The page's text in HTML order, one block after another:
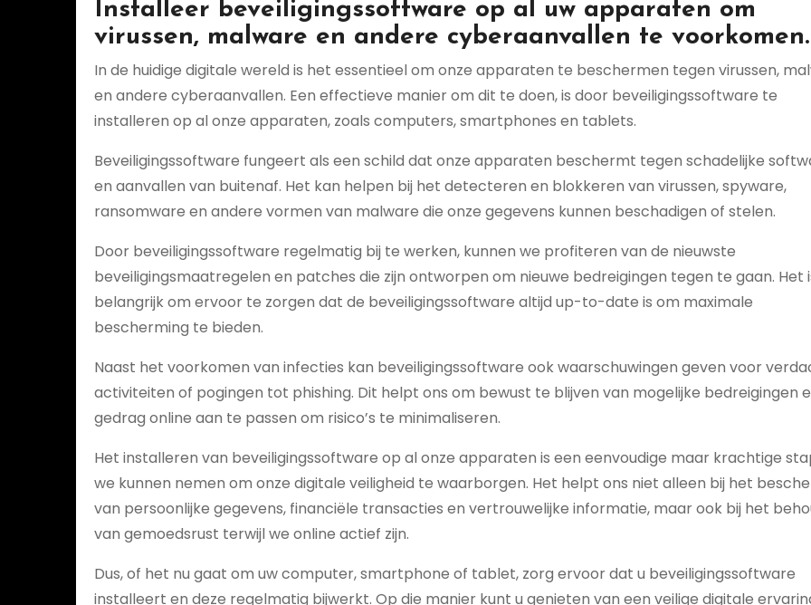
Installeer beveiligingssoftware op al uw apparaten om
virussen, malware en andere cyberaanvallen te voorkomen.
In de huidige digitale wereld is het essentieel om onze apparaten te beschermen tegen virussen,
en andere cyberaanvallen. Een effectieve manier om dit te doen, is door beveiligingssoftware te
installeren op al onze apparaten, zoals computers, smartphones en tablets.
Beveiligingssoftware fungeert als een schild dat onze apparaten beschermt tegen schadelijke
en aanvallen van buitenaf. Het kan helpen bij het detecteren en blokkeren van virussen, spyware,
ransomware en andere vormen van malware die onze gegevens kunnen beschadigen of stelen.
Door beveiligingssoftware regelmatig bij te werken, kunnen we profiteren van de nieuwste
beveiligingsmaatregelen en patches die zijn ontworpen om nieuwe bedreigingen tegen te gaan. Het
belangrijk om ervoor te zorgen dat de beveiligingssoftware altijd up-to-date is om maximale
bescherming te bieden.
Naast het voorkomen van infecties kan beveiligingssoftware ook waarschuwingen geven voor
activiteiten of pogingen tot phishing. Dit helpt ons om bewust te blijven van mogelijke bedreigingen
gedrag online aan te passen om risico’s te minimaliseren.
Het installeren van beveiligingssoftware op al onze apparaten is een eenvoudige maar krachtige
we kunnen nemen om onze digitale veiligheid te waarborgen. Het helpt ons niet alleen bij het
van persoonlijke gegevens, financiële transacties en vertrouwelijke informatie, maar ook bij het
van gemoedsrust terwijl we online actief zijn.
Dus, of het nu gaat om uw computer, smartphone of tablet, zorg ervoor dat u beveiligingssoftware
installeert en deze regelmatig bijwerkt. Op die manier kunt u genieten van een veilige digitale